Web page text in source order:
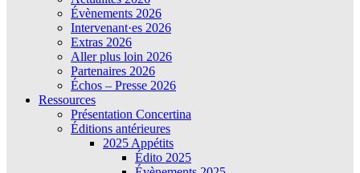
Évènements 2026
Intervenant·es 2026
Extras 2026
Aller plus loin 2026
Partenaires 2026
Échos – Presse 2026
Ressources
Présentation Concertina
Éditions antérieures
2025 Appétits
Édito 2025